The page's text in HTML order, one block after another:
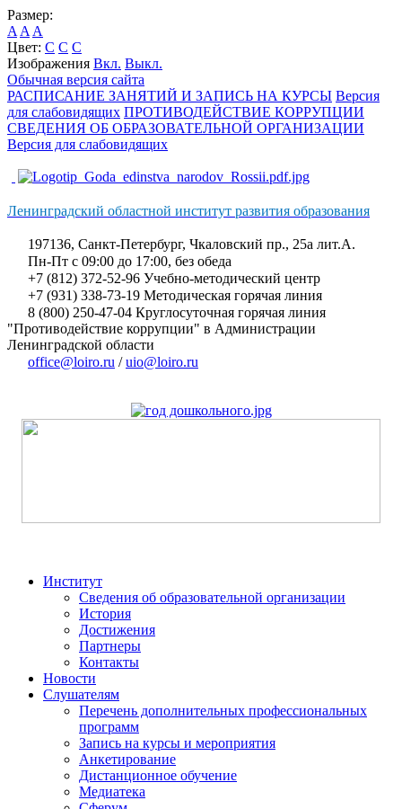
Размер:
A A A
Цвет: C C C
Изображения Вкл. Выкл.
Обычная версия сайта
РАСПИСАНИЕ ЗАНЯТИЙ И ЗАПИСЬ НА КУРСЫ Версия
для слабовидящих ПРОТИВОДЕЙСТВИЕ КОРРУПЦИИ
СВЕДЕНИЯ ОБ ОБРАЗОВАТЕЛЬНОЙ ОРГАНИЗАЦИИ
Версия для слабовидящих
Ленинградский областной институт развития образования
197136, Санкт-Петербург, Чкаловский пр., 25а лит.А.
Пн-Пт с 09:00 до 17:00, без обеда
+7 (812) 372-52-96 Учебно-методический центр
+7 (931) 338-73-19 Методическая горячая линия
8 (800) 250-47-04 Круглосуточная горячая линия
"Противодействие коррупции" в Администрации
Ленинградской области
office@loiro.ru /uio@loiro.ru
Институт
Сведения об образовательной организации
История
Достижения
Партнеры
Контакты
Новости
Слушателям
Перечень дополнительных профессиональных
программ
Запись на курсы и мероприятия
Анкетирование
Дистанционное обучение
Медиатека